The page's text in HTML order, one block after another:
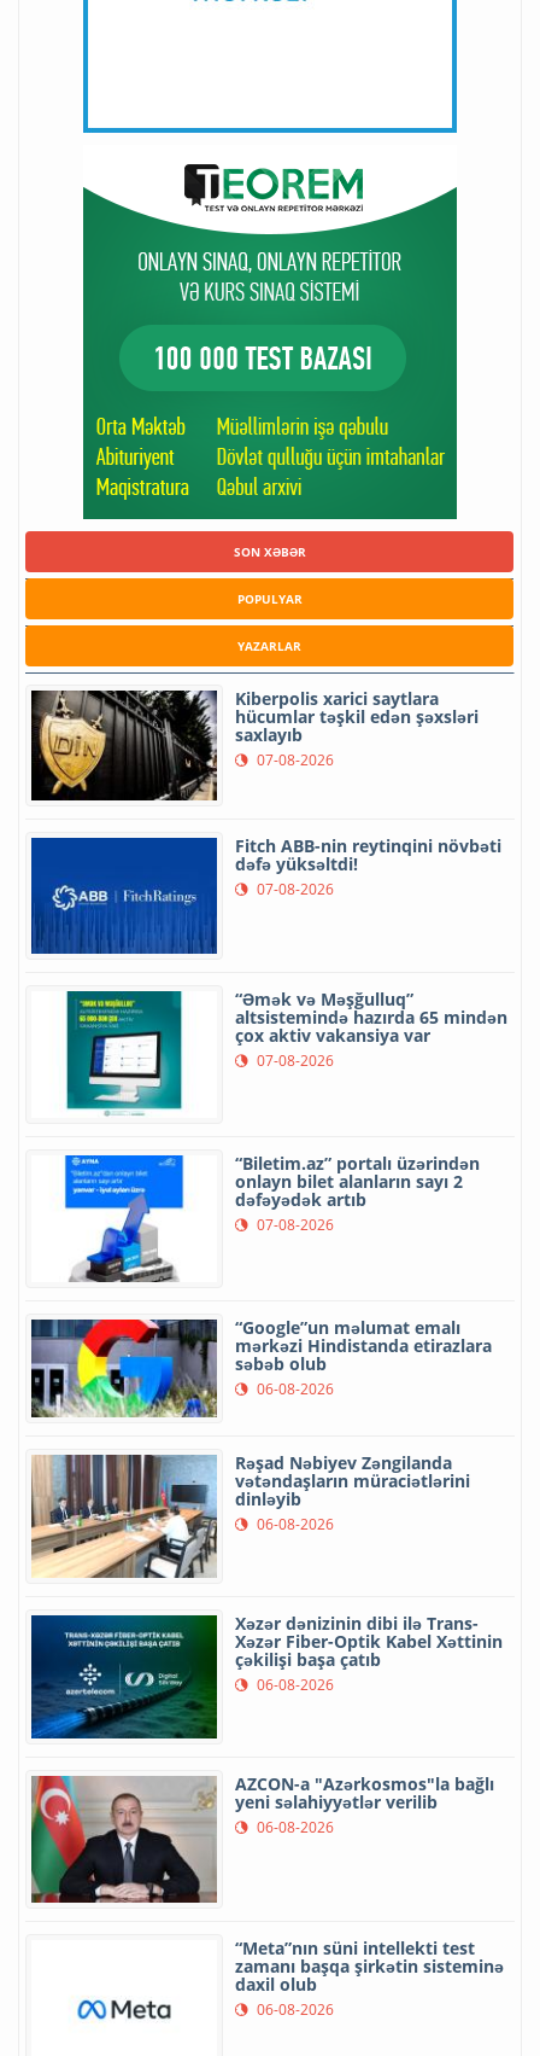
SON XƏBƏR
POPULYAR
YAZARLAR
Kiberpolis xarici saytlara
hücumlar təşkil edən şəxsləri
saxlayıb
07-08-2026
Fitch ABB-nin reytinqini növbəti
dəfə yüksəltdi!
07-08-2026
“Əmək və Məşğulluq”
altsistemində hazırda 65 mindən
çox aktiv vakansiya var
07-08-2026
“Biletim.az” portalı üzərindən
onlayn bilet alanların sayı 2
dəfəyədək artıb
07-08-2026
“Google”un məlumat emalı
mərkəzi Hindistanda etirazlara
səbəb olub
06-08-2026
Rəşad Nəbiyev Zəngilanda
vətəndaşların müraciətlərini
dinləyib
06-08-2026
Xəzər dənizinin dibi ilə Trans-
Xəzər Fiber-Optik Kabel Xəttinin
çəkilişi başa çatıb
06-08-2026
AZCON-a "Azərkosmos"la bağlı
yeni səlahiyyətlər verilib
06-08-2026
“Meta”nın süni intellekti test
zamanı başqa şirkətin sisteminə
daxil olub
06-08-2026